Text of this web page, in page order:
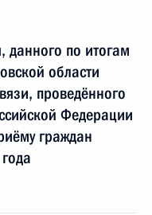
данного по итогам
области
проведённого
Федерации
граждан